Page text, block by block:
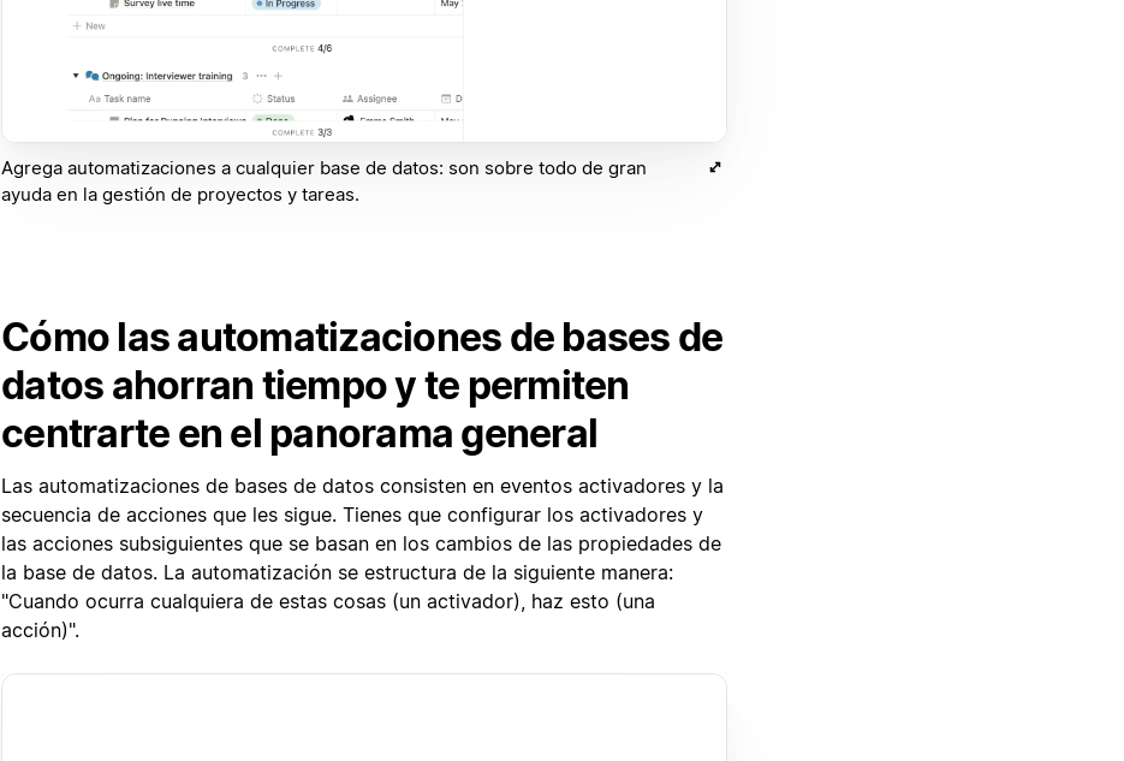
Agrega automatizaciones a cualquier base de datos: son sobre todo de gran
ayuda en la gestión de proyectos y tareas.
Cómo las automatizaciones de bases de
datos ahorran tiempo y te permiten
centrarte en el panorama general
Las automatizaciones de bases de datos consisten en eventos activadores y la
secuencia de acciones que les sigue. Tienes que configurar los activadores y
las acciones subsiguientes que se basan en los cambios de las propiedades de
la base de datos. La automatización se estructura de la siguiente manera:
"Cuando ocurra cualquiera de estas cosas (un activador), haz esto (una
acción)".